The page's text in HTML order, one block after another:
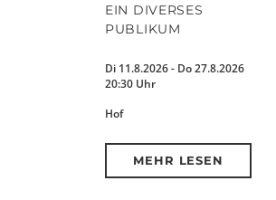
EIN DIVERSES
PUBLIKUM
Di 11.8.2026 - Do 27.8.2026
20:30 Uhr
Hof
MEHR LESEN